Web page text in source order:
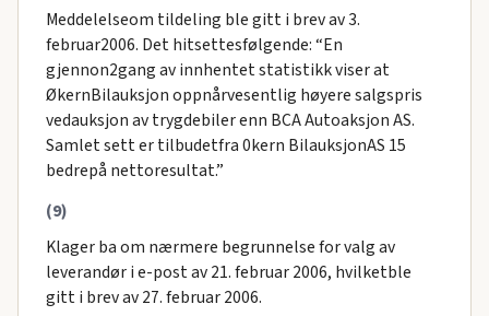
Meddelelseom tildeling ble gitt i brev av 3.
februar2006. Det hitsettesfølgende: “En
gjennon2gang av innhentet statistikk viser at
ØkernBilauksjon oppnårvesentlig høyere salgspris
vedauksjon av trygdebiler enn BCA Autoaksjon AS.
Samlet sett er tilbudetfra 0kern BilauksjonAS 15
bedrepå nettoresultat.”
(9)
Klager ba om nærmere begrunnelse for valg av
leverandør i e-post av 21. februar 2006, hvilketble
gitt i brev av 27. februar 2006.